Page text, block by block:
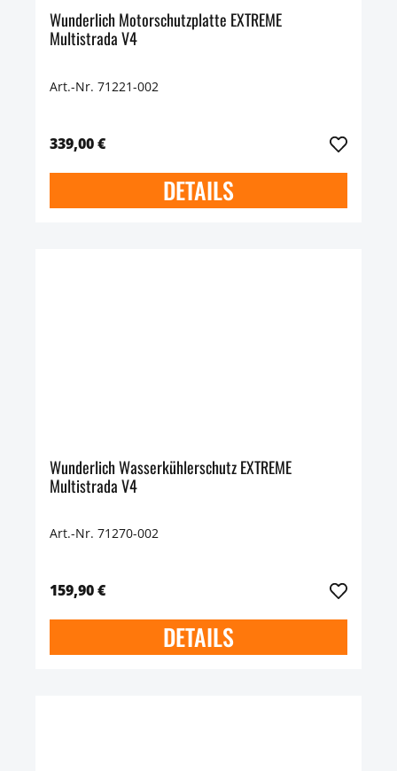
Wunderlich Motorschutzplatte EXTREME
Multistrada V4
Art.-Nr. 71221-002
339,00 €
DETAILS
Wunderlich Wasserkühlerschutz EXTREME
Multistrada V4
Art.-Nr. 71270-002
159,90 €
DETAILS